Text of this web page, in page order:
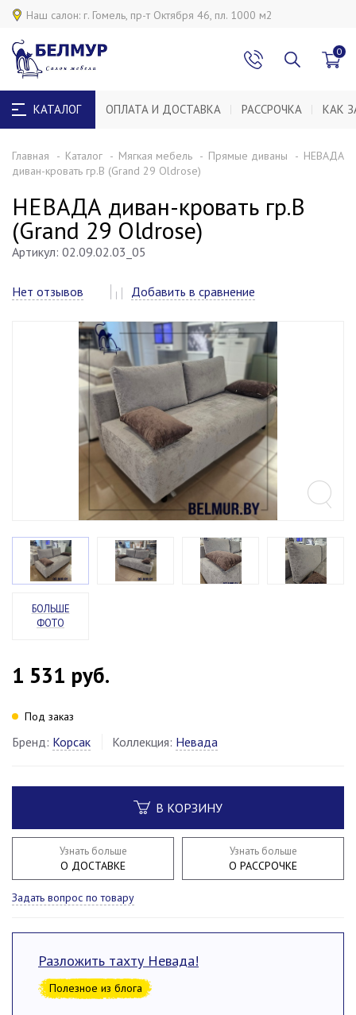
0
КАТАЛОГ ОПЛАТА И ДОСТАВКА РАССРОЧКА КАК
Главная Каталог Мягкая мебель Прямые диваны
НЕВАДА
диван-кровать гр.B (Grand 29 Oldrose)
НЕВАДА диван-кровать гр.B
(Grand 29 Oldrose)
Артикул: 02.09.02.03_05
Нет отзывов Добавить в сравнение
БОЛЬШЕ
ФОТО
1 531 руб.
Под заказ
Бренд: Корсак Коллекция: Невада
В КОРЗИНУ
Узнать больше
О ДОСТАВКЕ
Узнать больше
О РАССРОЧКЕ
Задать вопрос по товару
Разложить тахту Невада!
Полезное из блога